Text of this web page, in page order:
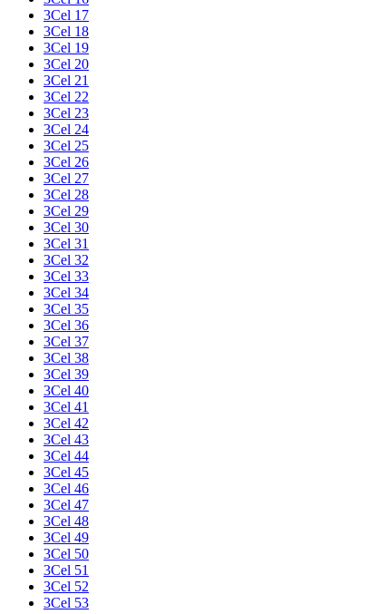
3Cel 17
3Cel 18
3Cel 19
3Cel 20
3Cel 21
3Cel 22
3Cel 23
3Cel 24
3Cel 25
3Cel 26
3Cel 27
3Cel 28
3Cel 29
3Cel 30
3Cel 31
3Cel 32
3Cel 33
3Cel 34
3Cel 35
3Cel 36
3Cel 37
3Cel 38
3Cel 39
3Cel 40
3Cel 41
3Cel 42
3Cel 43
3Cel 44
3Cel 45
3Cel 46
3Cel 47
3Cel 48
3Cel 49
3Cel 50
3Cel 51
3Cel 52
3Cel 53